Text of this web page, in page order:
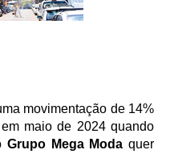
movimentação de 14%
maio de 2024 quando
Grupo Mega Moda quer